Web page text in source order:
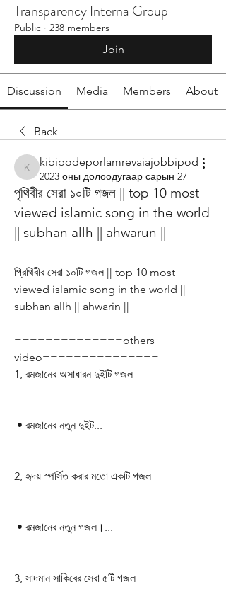
Transparency Interna Group
Public · 238 members
Join
Discussion Media Members About
Back
kibipodeporlamrevaiajobbipod
kibipodeporlamrevaiajobbipod
2023 оны долоодугаар сарын 27
পৃথিবীর সেরা ১০টি গজল || top 10 most
viewed islamic song in the world
|| subhan allh || ahwarun ||
প্রিথিবীর সেরা ১০টি গজল || top 10 most
viewed islamic song in the world ||
subhan allh || ahwarin ||
==============others
video===============
1, রমজানের অসাধারন দুইটি গজল
• রমজানের নতুন দুইট...
2, হৃদয় স্পর্সিত করার মতো একটি গজল
• রমজানের নতুন গজল।...
3, সাদমান সাকিবের সেরা ৫টি গজল